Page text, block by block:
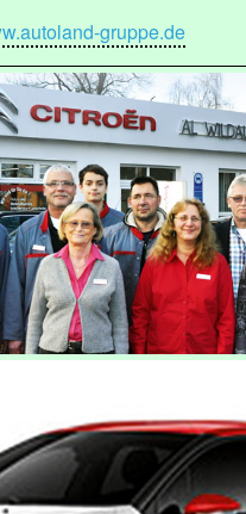
gruppe.de